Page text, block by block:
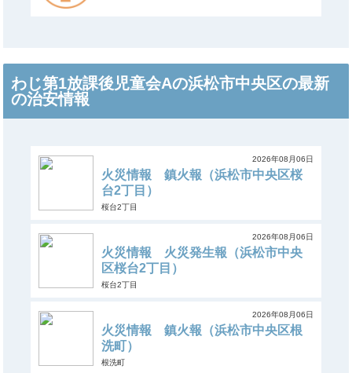
わじ第1放課後児童会Aの浜松市中央区の最新
の治安情報
2026年08月06日
火災情報 鎮火報（浜松市中央区桜
台2丁目）
桜台2丁目
2026年08月06日
火災情報 火災発生報（浜松市中央
区桜台2丁目）
桜台2丁目
2026年08月06日
火災情報 鎮火報（浜松市中央区根
洗町）
根洗町